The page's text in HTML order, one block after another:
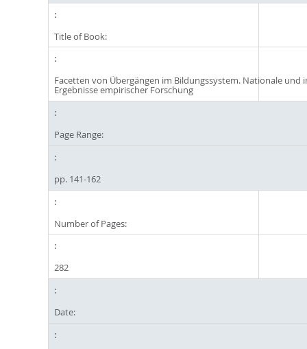
Title of Book:
Facetten von Übergängen im Bildungssystem. Nationale und
Ergebnisse empirischer Forschung
Page Range:
pp. 141-162
Number of Pages:
282
Date: